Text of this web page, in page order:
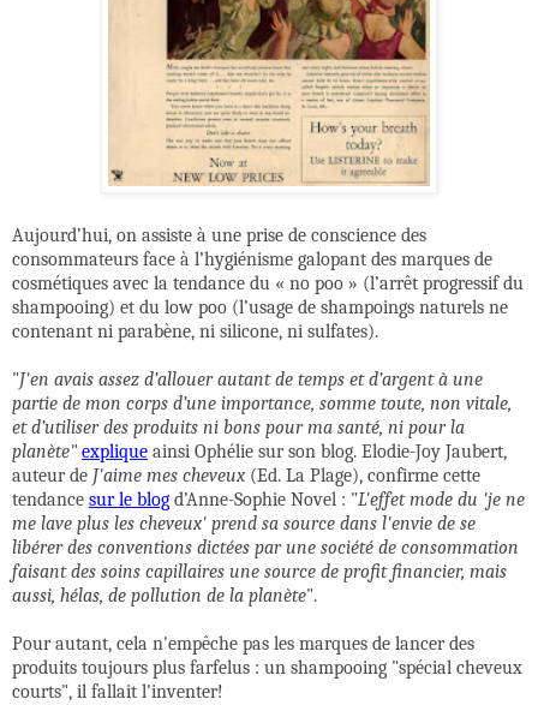
Aujourd’hui, on assiste à une prise de conscience des
consommateurs face à l’hygiénisme galopant des marques de
cosmétiques avec la tendance du « no poo » (l’arrêt progressif du
shampooing) et du low poo (l’usage de shampoings naturels ne
contenant ni parabène, ni silicone, ni sulfates).
"J'en avais assez d’allouer autant de temps et d’argent à une
partie de mon corps d’une importance, somme toute, non vitale,
et d’utiliser des produits ni bons pour ma santé, ni pour la
planète" explique ainsi Ophélie sur son blog. Elodie-Joy Jaubert,
auteur de J'aime mes cheveux (Ed. La Plage), confirme cette
tendance sur le blog d’Anne-Sophie Novel : "L'effet mode du 'je ne
me lave plus les cheveux' prend sa source dans l'envie de se
libérer des conventions dictées par une société de consommation
faisant des soins capillaires une source de profit financier, mais
aussi, hélas, de pollution de la planète".
Pour autant, cela n'empêche pas les marques de lancer des
produits toujours plus farfelus : un shampooing "spécial cheveux
courts", il fallait l'inventer!